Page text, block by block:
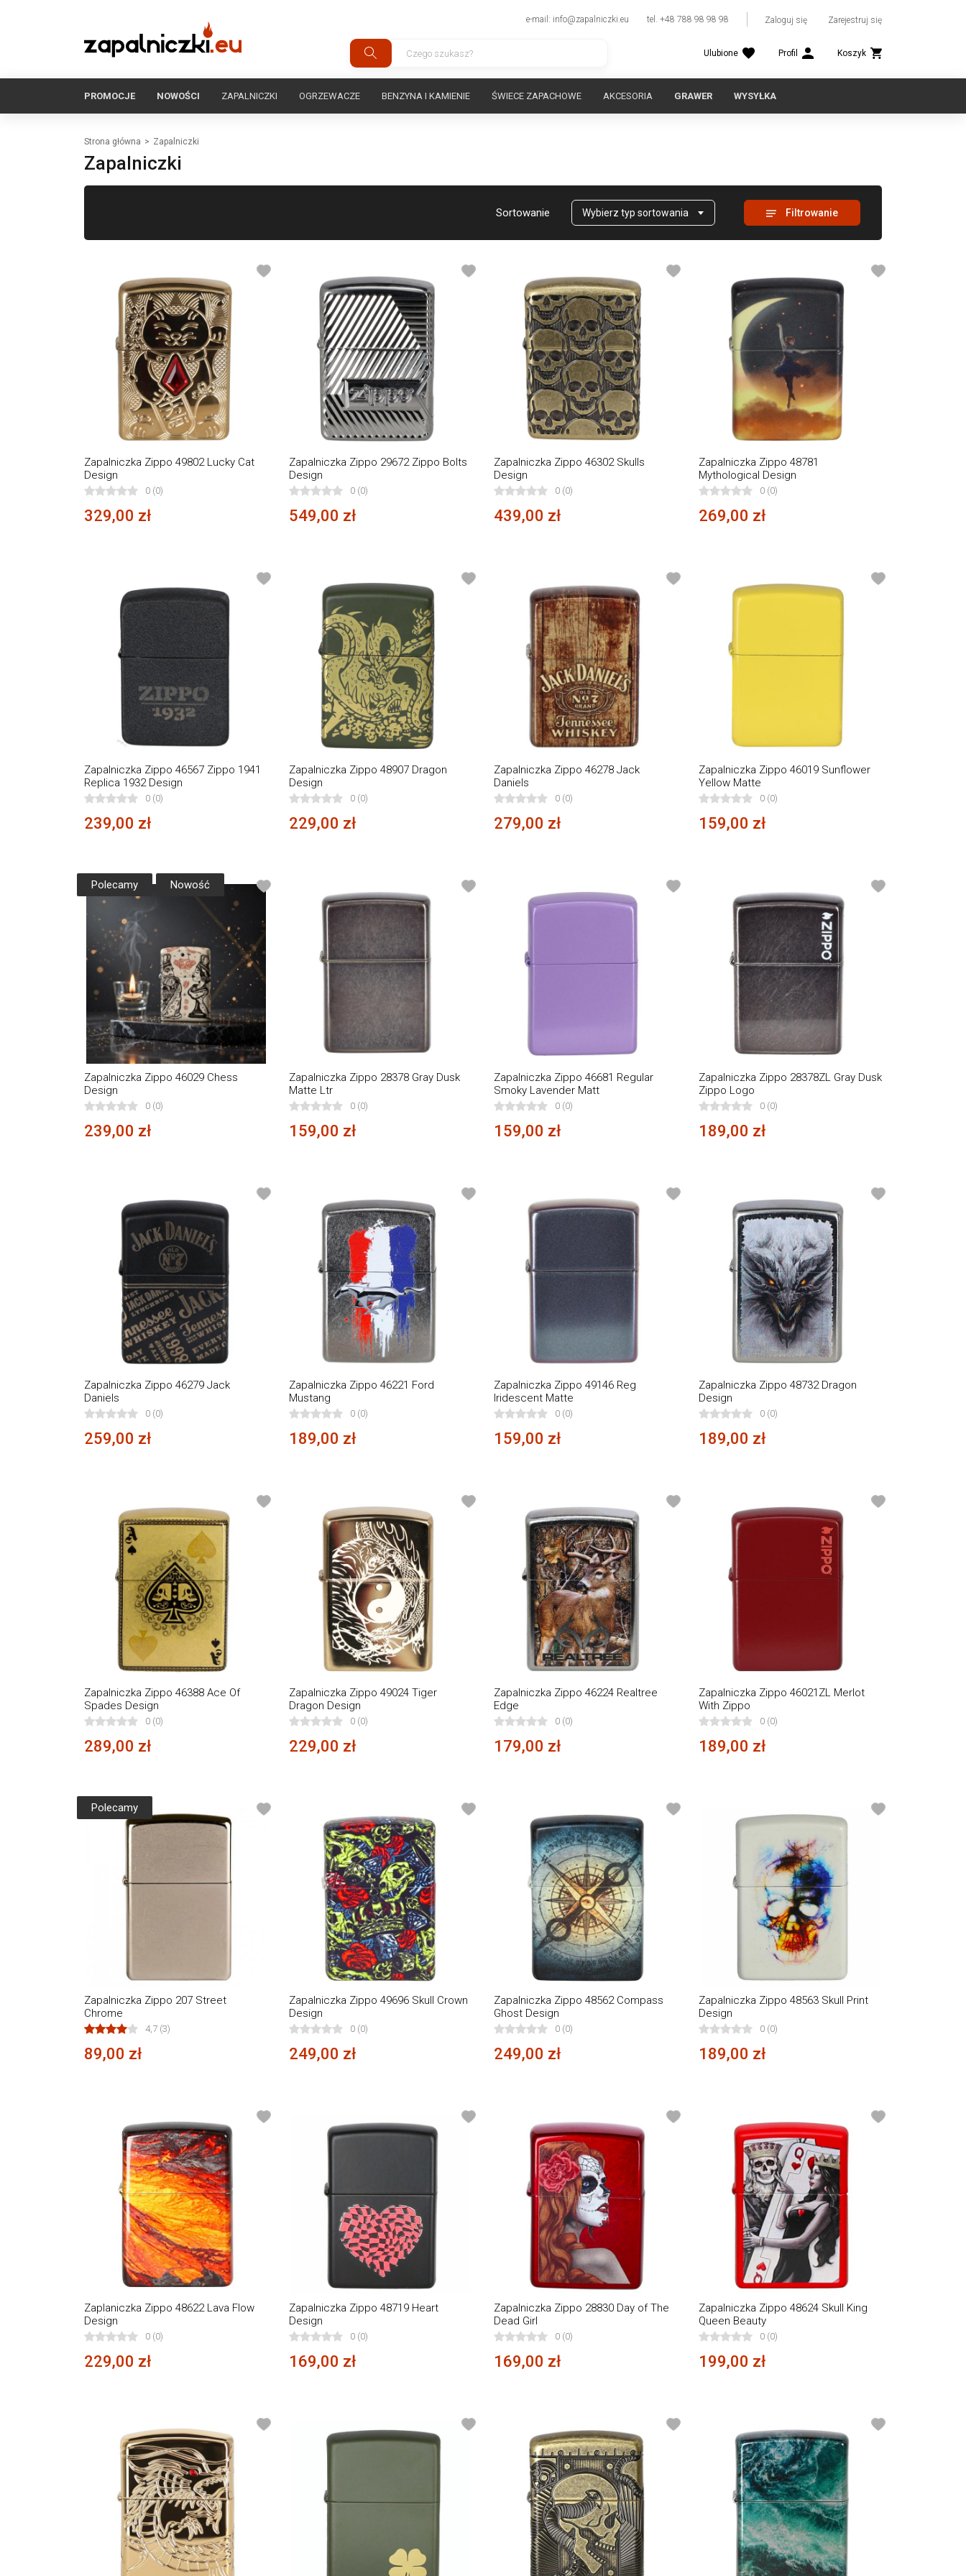
e-mail: info@zapalniczki.eu tel. +48 788 98 98 98 Zaloguj się Zarejestruj się
Ulubione Profil Koszyk
PROMOCJE NOWOŚCI ZAPALNICZKI OGRZEWACZE BENZYNA I KAMIENIE ŚWIECE ZAPACHOWE AKCESORIA GRAWER WYSYŁKA
Strona główna Zapalniczki
Zapalniczki
Sortowanie Wybierz typ sortowania Filtrowanie
Zapalniczka Zippo 49802 Lucky Cat
Design
0 (0)
329,00 zł
Zapalniczka Zippo 29672 Zippo Bolts
Design
0 (0)
549,00 zł
Zapalniczka Zippo 46302 Skulls
Design
0 (0)
439,00 zł
Zapalniczka Zippo 48781
Mythological Design
0 (0)
269,00 zł
Zapalniczka Zippo 46567 Zippo 1941
Replica 1932 Design
0 (0)
239,00 zł
Zapalniczka Zippo 48907 Dragon
Design
0 (0)
229,00 zł
Zapalniczka Zippo 46278 Jack
Daniels
0 (0)
279,00 zł
Zapalniczka Zippo 46019 Sunflower
Yellow Matte
0 (0)
159,00 zł
Polecamy Nowość
Zapalniczka Zippo 46029 Chess
Design
0 (0)
239,00 zł
Zapalniczka Zippo 28378 Gray Dusk
Matte Ltr
0 (0)
159,00 zł
Zapalniczka Zippo 46681 Regular
Smoky Lavender Matt
0 (0)
159,00 zł
Zapalniczka Zippo 28378ZL Gray Dusk
Zippo Logo
0 (0)
189,00 zł
Zapalniczka Zippo 46279 Jack
Daniels
0 (0)
259,00 zł
Zapalniczka Zippo 46221 Ford
Mustang
0 (0)
189,00 zł
Zapalniczka Zippo 49146 Reg
Iridescent Matte
0 (0)
159,00 zł
Zapalniczka Zippo 48732 Dragon
Design
0 (0)
189,00 zł
Zapalniczka Zippo 46388 Ace Of
Spades Design
0 (0)
289,00 zł
Zapalniczka Zippo 49024 Tiger
Dragon Design
0 (0)
229,00 zł
Zapalniczka Zippo 46224 Realtree
Edge
0 (0)
179,00 zł
Zapalniczka Zippo 46021ZL Merlot
With Zippo
0 (0)
189,00 zł
Polecamy
Zapalniczka Zippo 207 Street
Chrome
4,7 (3)
89,00 zł
Zapalniczka Zippo 49696 Skull Crown
Design
0 (0)
249,00 zł
Zapalniczka Zippo 48562 Compass
Ghost Design
0 (0)
249,00 zł
Zapalniczka Zippo 48563 Skull Print
Design
0 (0)
189,00 zł
Zaplaniczka Zippo 48622 Lava Flow
Design
0 (0)
229,00 zł
Zapalniczka Zippo 48719 Heart
Design
0 (0)
169,00 zł
Zapalniczka Zippo 28830 Day of The
Dead Girl
0 (0)
169,00 zł
Zapalniczka Zippo 48624 Skull King
Queen Beauty
0 (0)
199,00 zł